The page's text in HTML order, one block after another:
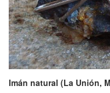
Imán natural (La Unión,